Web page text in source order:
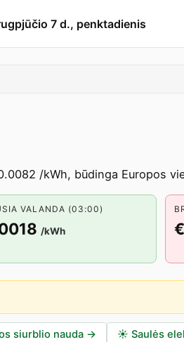
7 d., penktadienis
/kWh, būdinga Europos
VALANDA (03:00)
/kWh
siurblio nauda → ☀️ Saulės